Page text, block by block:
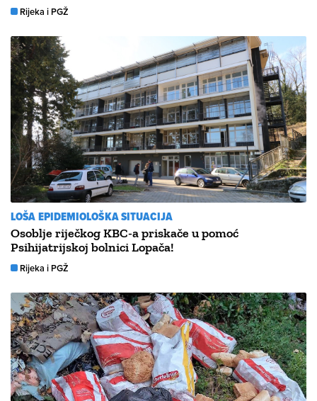
Rijeka i PGŽ
LOŠA EPIDEMIOLOŠKA SITUACIJA
Osoblje riječkog KBC-a priskače u pomoć
Psihijatrijskoj bolnici Lopača!
Rijeka i PGŽ